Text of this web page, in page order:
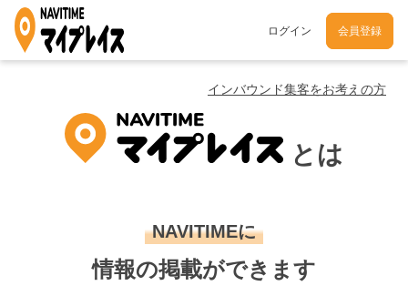
ログイン 会員登録
インバウンド集客をお考えの方
とは
NAVITIMEに
情報の掲載ができます